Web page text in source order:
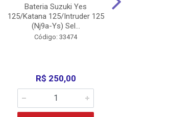
Bateria Suzuki Yes
125/Katana 125/Intruder 125
(Nj9a-Ys) Sel...
Código: 33474
R$ 250,00